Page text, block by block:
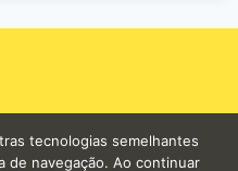
tecnologias semelhantes
de navegação. Ao continuar